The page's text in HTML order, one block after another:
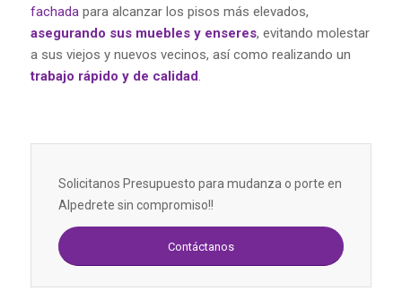
fachadapara alcanzar los pisos más elevados,
asegurando sus muebles y enseres, evitando molestar
a sus viejos y nuevos vecinos, así como realizando un
trabajo rápido y de calidad.
Solicitanos Presupuesto para mudanza o porte en
Alpedrete sin compromiso!!
Contáctanos